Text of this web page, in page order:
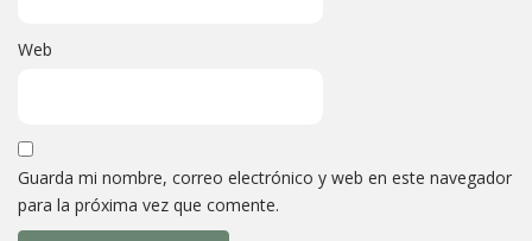
Web
Guarda mi nombre, correo electrónico y web en este navegador
para la próxima vez que comente.